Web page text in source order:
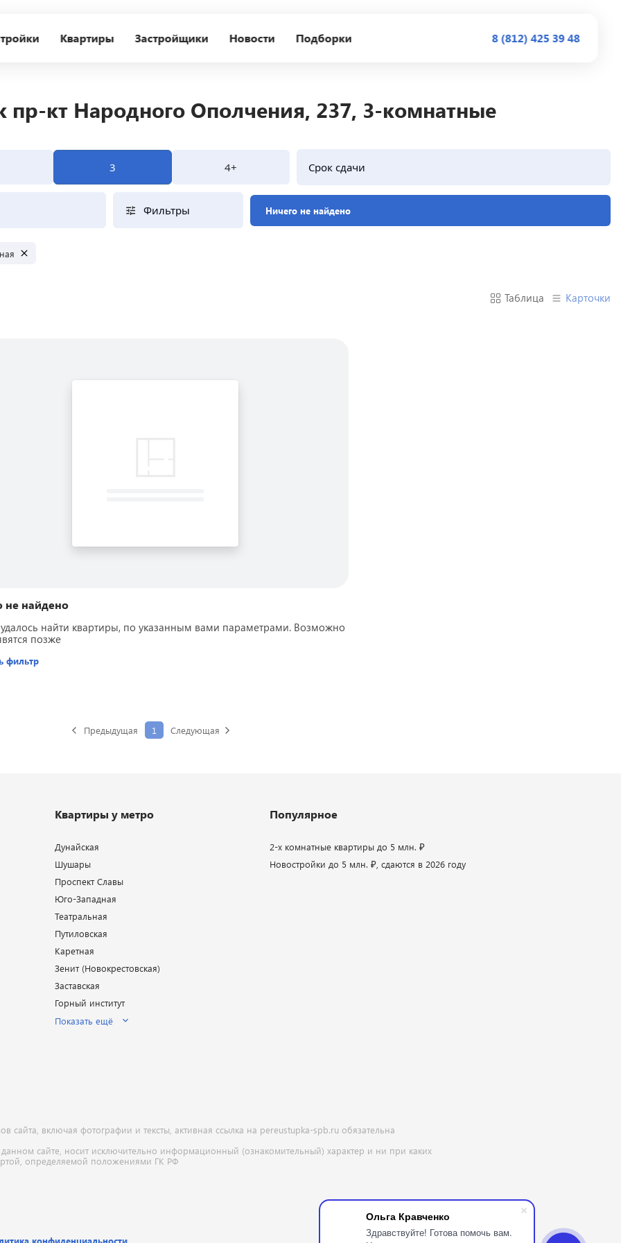
Ольга Кравченко
Здравствуйте! Готова помочь вам.
Квартиры Застройщики Новости Подборки 8 (812) 425 39 48
пр-кт Народного Ополчения, 237, 3-комнатные
3 4+ Срок сдачи
Фильтры Ничего не найдено
Таблица Карточки
не найдено
найти квартиры, по указанным вами параметрами. Возможно
позже
фильтр
Предыдущая 1 Следующая
сайта, включая фотографии и тексты, активная ссылка на pereustupka-spb.ru обязательна
сайте, носит исключительно информационный (ознакомительный) характер и ни при каких
определяемой положениями ГК РФ
Квартиры у метро
Дунайская
Шушары
Проспект Славы
Юго-Западная
Театральная
Путиловская
Каретная
Зенит (Новокрестовская)
Заставская
Горный институт
Показать ещё
Популярное
2-х комнатные квартиры до 5 млн. ₽
Новостройки до 5 млн. ₽, сдаются в 2026 году
конфиденциальности